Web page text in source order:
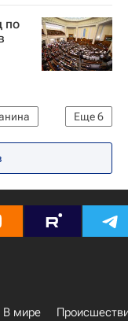
по
Еще6
В мире